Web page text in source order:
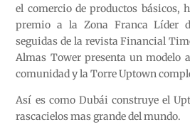
el comercio de productos básicos,
premio a la Zona Franca Líder
seguidas de la revista Financial
Almas Tower presenta un modelo
comunidad y la Torre Uptown
Así es como Dubái construye el
rascacielos mas grande del mundo.